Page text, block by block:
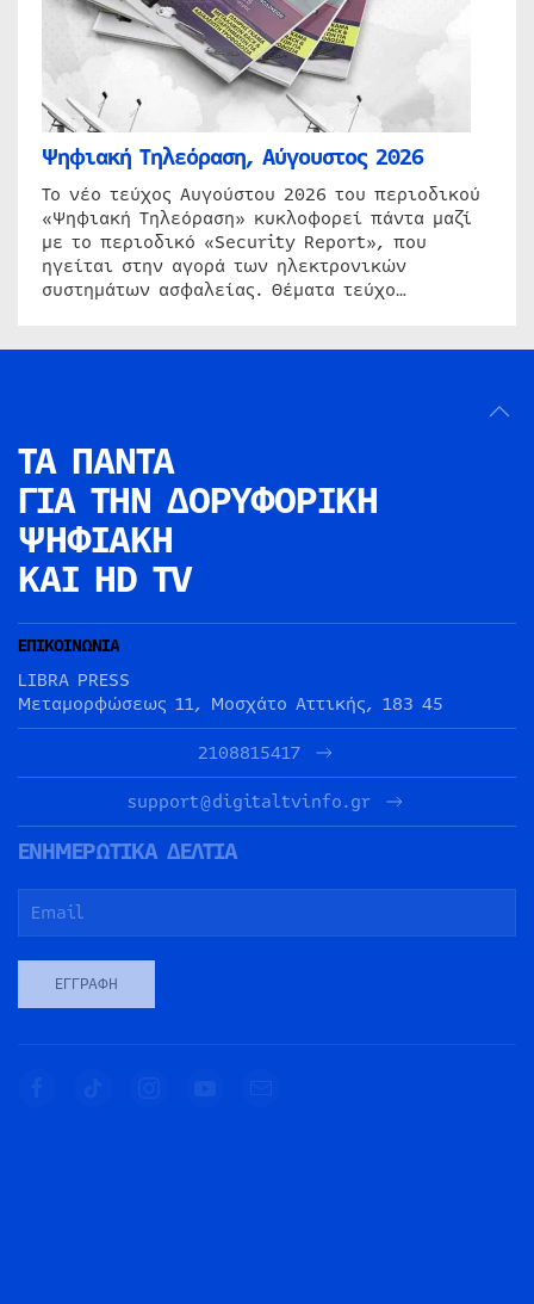
Ψηφιακή Τηλεόραση, Αύγουστος 2026
Το νέο τεύχος Αυγούστου 2026 του περιοδικού
«Ψηφιακή Τηλεόραση» κυκλοφορεί πάντα μαζί
με το περιοδικό «Security Report», που
ηγείται στην αγορά των ηλεκτρονικών
συστημάτων ασφαλείας. Θέματα τεύχο…
ΤΑ ΠΑΝΤΑ
ΓΙΑ ΤΗΝ ΔΟΡΥΦΟΡΙΚΗ
ΨΗΦΙΑΚΗ
ΚΑΙ HD TV
ΕΠΙΚΟΙΝΩΝΙΑ
LIBRA PRESS
Μεταμορφώσεως 11, Μοσχάτο Αττικής, 183 45
2108815417
support@digitaltvinfo.gr
ΕΝΗΜΕΡΩΤΙΚΑ ΔΕΛΤΙΑ
ΕΓΓΡΑΦΉ